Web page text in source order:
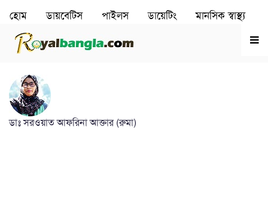
হোম ডায়বেটিস পাইলস ডায়েটিং মানসিক স্বাস্থ‌্য
রূপচর্চা হৃদরোগ
ডাঃ সরওয়াত আফরিনা আক্তার (রুমা)